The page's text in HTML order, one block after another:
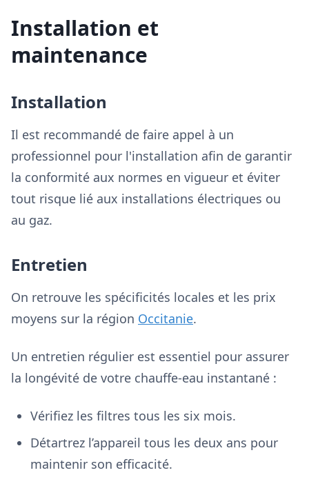
Installation et
maintenance
Installation
Il est recommandé de faire appel à un
professionnel pour l'installation afin de garantir
la conformité aux normes en vigueur et éviter
tout risque lié aux installations électriques ou
au gaz.
Entretien
On retrouve les spécificités locales et les prix
moyens sur la région Occitanie.
Un entretien régulier est essentiel pour assurer
la longévité de votre chauffe-eau instantané :
Vérifiez les filtres tous les six mois.
Détartrez l’appareil tous les deux ans pour
maintenir son efficacité.